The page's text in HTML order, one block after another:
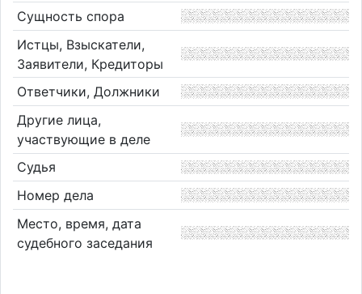
Сущность спора
Истцы, Взыскатели,
Заявители, Кредиторы
Ответчики, Должники
Другие лица,
участвующие в деле
Судья
Номер дела
Место, время, дата
судебного заседания